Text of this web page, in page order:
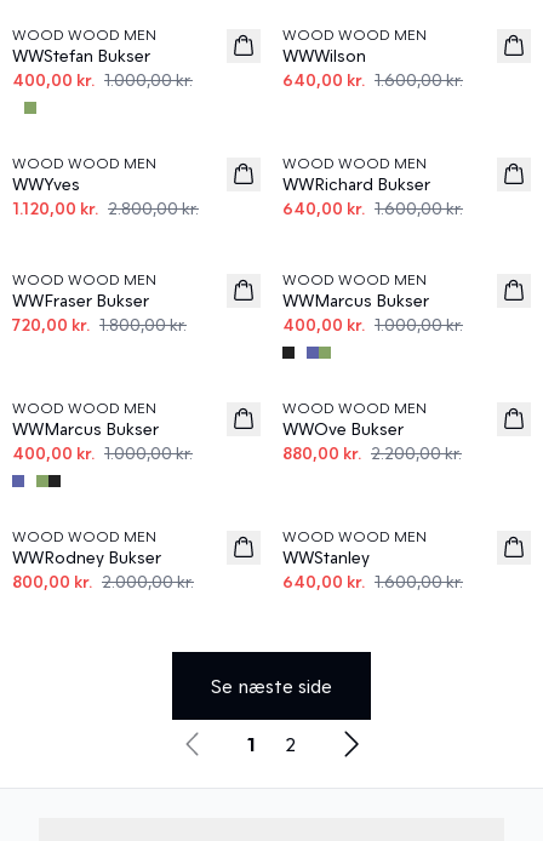
WOOD WOOD MEN
WWStefan Bukser
400,00 kr. 1.000,00 kr.
WOOD WOOD MEN
WWWilson
640,00 kr. 1.600,00 kr.
60%
WOOD WOOD MEN
WWYves
1.120,00 kr. 2.800,00 kr.
WOOD WOOD MEN
WWRichard Bukser
640,00 kr. 1.600,00 kr.
WOOD WOOD MEN
WWFraser Bukser
720,00 kr. 1.800,00 kr.
WOOD WOOD MEN
WWMarcus Bukser
400,00 kr. 1.000,00 kr.
WOOD WOOD MEN
WWMarcus Bukser
400,00 kr. 1.000,00 kr.
60%
WOOD WOOD MEN
WWOve Bukser
880,00 kr. 2.200,00 kr.
60%
WOOD WOOD MEN
WWRodney Bukser
800,00 kr. 2.000,00 kr.
WOOD WOOD MEN
WWStanley
640,00 kr. 1.600,00 kr.
Se næste side
1 2